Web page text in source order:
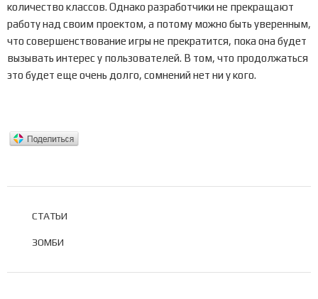
количество классов. Однако разработчики не прекращают
работу над своим проектом, а потому можно быть уверенным,
что совершенствование игры не прекратится, пока она будет
вызывать интерес у пользователей. В том, что продолжаться
это будет еще очень долго, сомнений нет ни у кого.
РУБРИКИ
СТАТЬИ
МЕТКИ
ЗОМБИ